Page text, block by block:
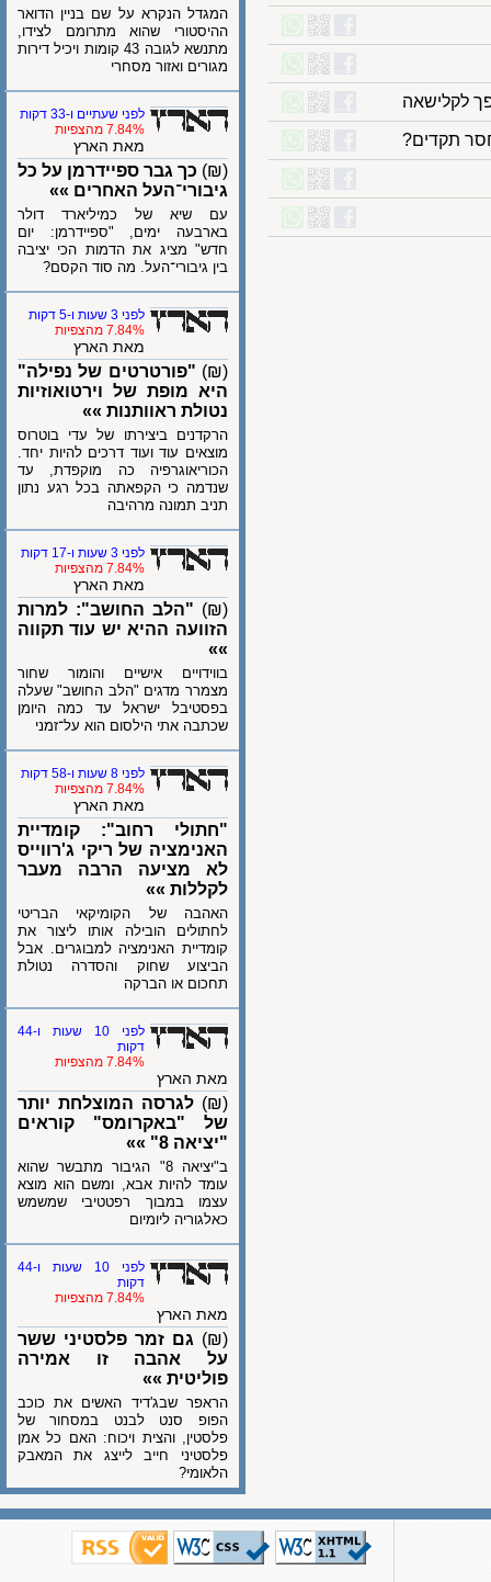
תקדים?
המגדל הנקרא על שם בניין הדואר
ההיסטורי שהוא מתרומם לצידו,
מתנשא לגובה 43 קומות ויכיל דירות
מגורים ואזור מסחרי
לפני שעתיים ו-33 דקות
7.84% מהצפיות
מאת הארץ
(₪)כך גבר ספיידרמן על כל
גיבורי־העל האחרים »»
עם שיא של כמיליארד דולר
בארבעה ימים, "ספיידרמן: יום
חדש" מציג את הדמות הכי יציבה
בין גיבורי־העל. מה סוד הקסם?
לפני 3 שעות ו-5 דקות
7.84% מהצפיות
מאת הארץ
(₪)"פורטרטים של נפילה"
היא מופת של וירטואוזיות
נטולת ראוותנות »»
הרקדנים ביצירתו של עדי בוטרוס
מוצאים עוד ועוד דרכים להיות יחד.
הכוריאוגרפיה כה מוקפדת, עד
שנדמה כי הקפאתה בכל רגע נתון
תניב תמונה מרהיבה
לפני 3 שעות ו-17 דקות
7.84% מהצפיות
מאת הארץ
(₪)"הלב החושב": למרות
הזוועה ההיא יש עוד תקווה
בווידויים אישיים והומור שחור
מצמרר מדגים "הלב החושב" שעלה
בפסטיבל ישראל עד כמה היומן
שכתבה אתי הילסום הוא על־זמני
לפני 8 שעות ו-58 דקות
7.84% מהצפיות
מאת הארץ
"חתולי רחוב": קומדיית
האנימציה של ריקי ג'רווייס
לא מציעה הרבה מעבר
לקללות »»
האהבה של הקומיקאי הבריטי
לחתולים הובילה אותו ליצור את
קומדיית האנימציה למבוגרים. אבל
הביצוע שחוק והסדרה נטולת
תחכום או הברקה
לפני 10 שעות ו-44
דקות
7.84% מהצפיות
מאת הארץ
(₪)לגרסה המוצלחת יותר
של "באקרומס" קוראים
"יציאה 8" »»
ב"יציאה 8" הגיבור מתבשר שהוא
עומד להיות אבא, ומשם הוא מוצא
עצמו במבוך רפטטיבי שמשמש
כאלגוריה ליומיום
לפני 10 שעות ו-44
דקות
7.84% מהצפיות
מאת הארץ
(₪)גם זמר פלסטיני ששר
על אהבה זו אמירה
פוליטית »»
הראפר שבג'דיד האשים את כוכב
הפופ סנט לבנט במסחור של
פלסטין, והצית ויכוח: האם כל אמן
פלסטיני חייב לייצג את המאבק
הלאומי?